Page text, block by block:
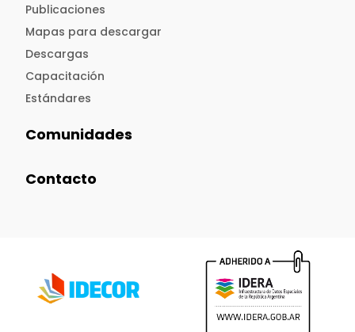
Publicaciones
Mapas para descargar
Descargas
Capacitación
Estándares
Comunidades
Contacto